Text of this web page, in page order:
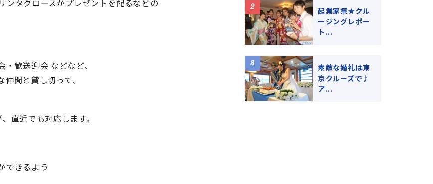
歓送迎会 などなど、
間と貸し切って、
直近でも対応します。
できるよう
起業家祭★クル
ージングレポー
ト...
素敵な婚礼は東
京クルーズで♪
ア...